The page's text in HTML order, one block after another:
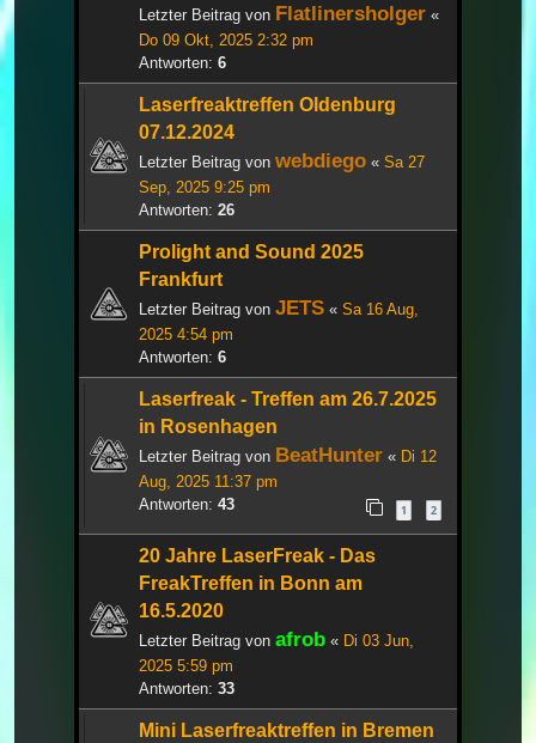
Letzter Beitrag von Flatlinersholger «
Do 09 Okt, 2025 2:32 pm
Antworten: 6
Laserfreaktreffen Oldenburg
07.12.2024
Letzter Beitrag von webdiego « Sa 27
Sep, 2025 9:25 pm
Antworten: 26
Prolight and Sound 2025
Frankfurt
Letzter Beitrag von JETS « Sa 16 Aug,
2025 4:54 pm
Antworten: 6
Laserfreak - Treffen am 26.7.2025
in Rosenhagen
Letzter Beitrag von BeatHunter « Di 12
Aug, 2025 11:37 pm
Antworten: 43 1 2
20 Jahre LaserFreak - Das
FreakTreffen in Bonn am
16.5.2020
Letzter Beitrag von afrob « Di 03 Jun,
2025 5:59 pm
Antworten: 33
Mini Laserfreaktreffen in Bremen